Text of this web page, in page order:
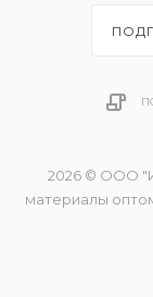
2026 © ООО
материалы